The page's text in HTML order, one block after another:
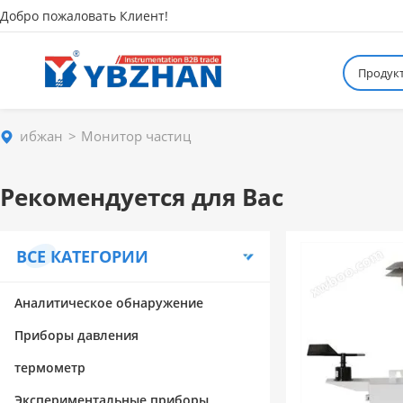
Добро пожаловать Клиент!
ибжан Монитор частиц
Рекомендуется для Вас
ВСЕ КАТЕГОРИИ
Аналитическое обнаружение
Приборы давления
термометр